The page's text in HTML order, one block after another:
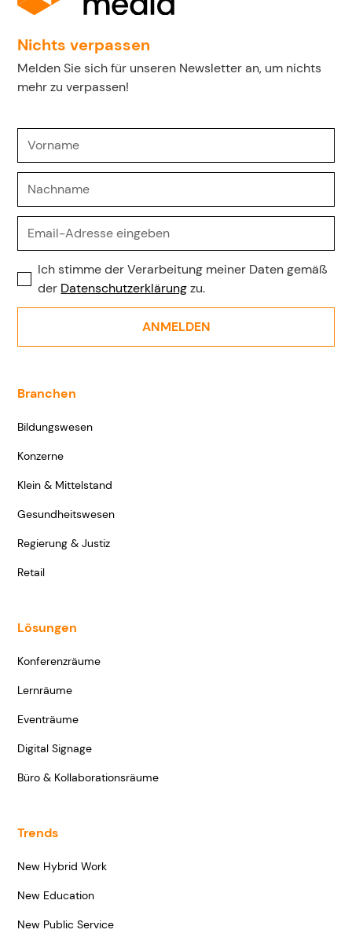
Nichts verpassen
Melden Sie sich für unseren Newsletter an, um nichts
mehr zu verpassen!
Ich stimme der Verarbeitung meiner Daten gemäß
der Datenschutzerklärungzu.
Branchen
Bildungswesen
Konzerne
Klein & Mittelstand
Gesundheitswesen
Regierung & Justiz
Retail
Lösungen
Konferenzräume
Lernräume
Eventräume
Digital Signage
Büro & Kollaborationsräume
Trends
New Hybrid Work
New Education
New Public Service